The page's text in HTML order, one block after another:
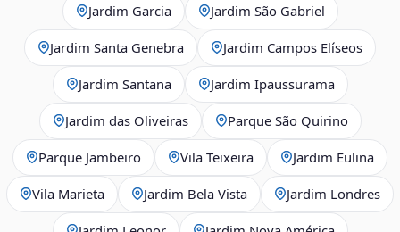
Jardim Garcia Jardim São Gabriel
Jardim Santa Genebra Jardim Campos Elíseos
Jardim Santana Jardim Ipaussurama
Jardim das Oliveiras Parque São Quirino
Parque Jambeiro Vila Teixeira Jardim Eulina
Vila Marieta Jardim Bela Vista Jardim Londres